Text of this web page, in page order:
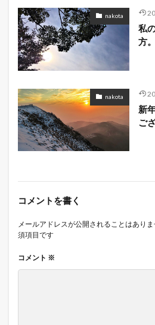
nakota
私
方。
nakota
新
ご
コメントを書く
メールアドレスが公開されることはありま
須項目です
コメント ※